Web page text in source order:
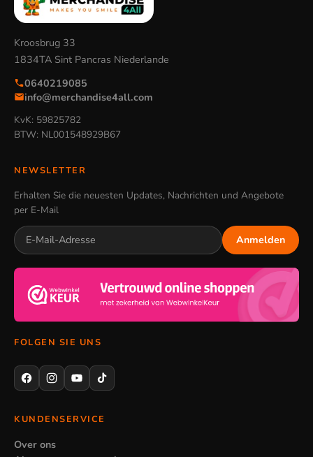
Kroosbrug 33
1834TA Sint Pancras Niederlande
0640219085
info@merchandise4all.com
KvK: 59825782
BTW: NL001548929B67
NEWSLETTER
Erhalten Sie die neuesten Updates, Nachrichten und Angebote
per E-Mail
Anmelden
FOLGEN SIE UNS
KUNDENSERVICE
Over ons